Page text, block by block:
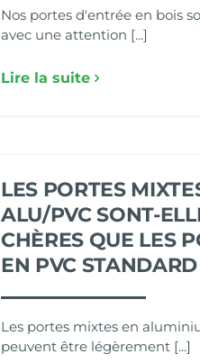
Nos portes d'entrée en bois
avec une attention [...]
Lire la suite
LES PORTES
ALU/PVC SONT-
CHÈRES QUE LES
EN PVC
Les portes mixtes en
peuvent être légèrement [...]